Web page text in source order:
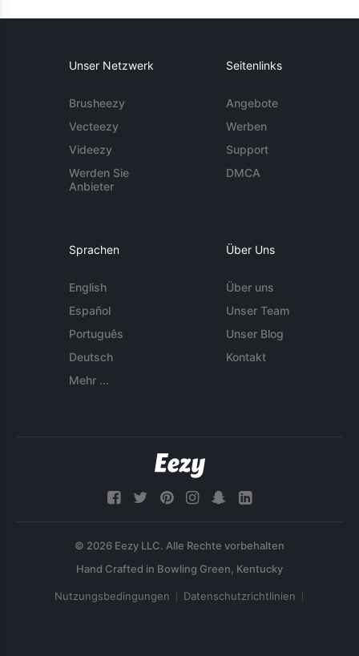
Unser Netzwerk
Brusheezy
Vecteezy
Videezy
Werden Sie
Anbieter
Seitenlinks
Angebote
Werben
Support
DMCA
Sprachen
English
Español
Português
Deutsch
Mehr ...
Über Uns
Über uns
Unser Team
Unser Blog
Kontakt
© 2026 Eezy LLC. Alle Rechte vorbehalten
Nutzungsbedingungen Datenschutzrichtlinien